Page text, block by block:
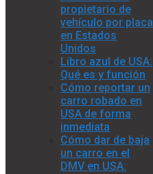
propietario de
vehículo por placa
en Estados
Unidos
Libro azul de USA:
Qué es y función
Cómo reportar un
carro robado en
USA de forma
inmediata
Cómo dar de baja
un carro en el
DMV en USA: